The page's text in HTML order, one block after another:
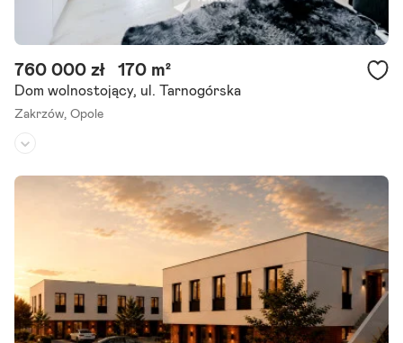
Dom wolnostojący, ul. Tarnogórska
Zakrzów, Opole
760 000 zł 170 m²
Liczba pokoi:
Powierzchnia działki: 399 m²
Zapraszamy do zapoznania się z ofertą sprzedaży domu o powierz
chni użytkowej 170 m , położonego w atrakcyjnej lokalizacji w pobliż
u centrum miasta. Nieruchomość znajduje się.
Szczegóły ogłoszenia